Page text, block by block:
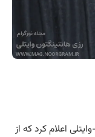
وایتلی اعلام کرد که از